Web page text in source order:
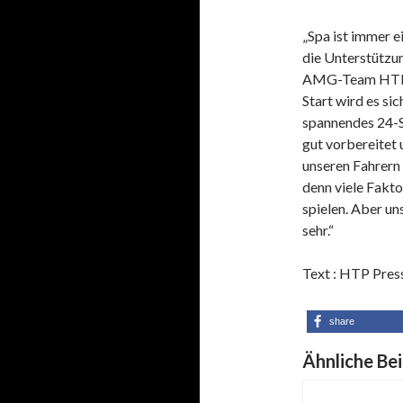
„Spa ist immer
die
AMG-Team
Start wird es
spannendes
gut vorbereitet
unseren
denn viele
spielen. Aber
sehr.“
Text : HTP
share
Ähnliche